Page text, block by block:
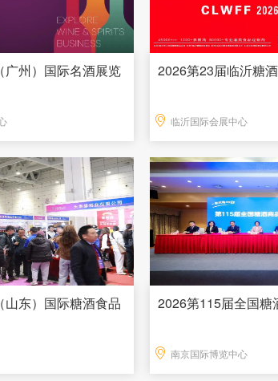
州）国际名酒展览
2026第23届临沂糖
临沂国际会展中心
东）国际糖酒食品
2026第115届全国糖
南京国际博览中心